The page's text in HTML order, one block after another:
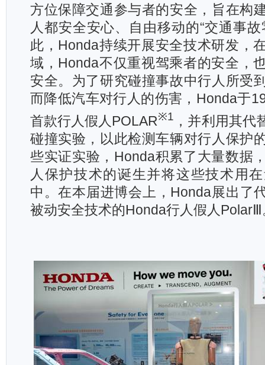
方位保障交通参与者的安全，旨在构
人都安全安心、自由移动的“交通事
此，Honda持续开展安全技术研发，
域，Honda不仅重视驾乘者的安全，
安全。为了研究碰撞事故中行人所受
而降低汽车对行人的伤害，Honda于
首款行人假人POLAR※1 ，并利用其代
碰撞实验，以此检测车辆对行人保护
些实证实验，Honda积累了大量数据
人保护技术的诞生并将这些技术用
中。在本届进博会上，Honda展出了
被动安全技术的Honda行人假人PolarⅢ